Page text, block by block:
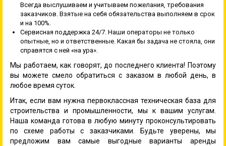
Всегда выслушиваем и учитываем пожелания, требования
заказчиков. Взятые на себя обязательства выполняем в срок
и на 100%.
Сервисная поддержка 24/7. Наши операторы не только
опытные, но и ответственные. Какая бы задача не стояла, они
справятся с ней «на ура».
Мы работаем, как говорят, до последнего клиента! Поэтому
вы можете смело обратиться с заказом в любой день, в
любое время суток.
Итак, если вам нужна первоклассная техническая база для
строительства и промышленности, мы к вашим услугам.
Наша команда готова в любую минуту проконсультировать
по схеме работы с заказчиками. Будьте уверены, мы
предложим вам самые выгодные варианты аренды